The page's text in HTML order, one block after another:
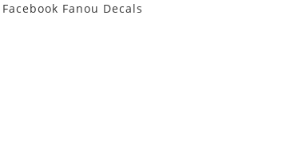
Facebook Fanou Decals